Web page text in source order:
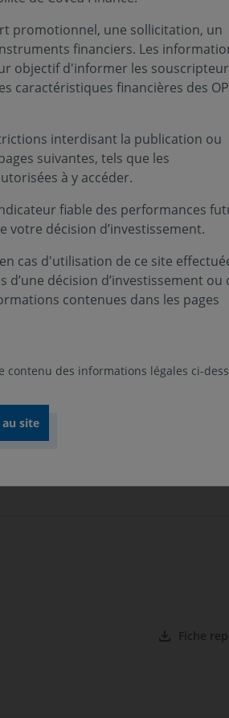
Infos clés
Niveau
1
Durée de
5 ans
Zone
Europe
Devise :
Art. 8
Position-
à celle
plus
fonds.
Fiche
promotionnel, une sollicitation, un
financiers. Les
objectif d'informer les
caractéristiques financières des
interdisant la publication ou
suivantes, tels que les
à y accéder.
fiable des performances
votre décision d’investissement.
cas d'utilisation de ce site
décision d’investissement ou
contenues dans les pages
des informations légales ci-